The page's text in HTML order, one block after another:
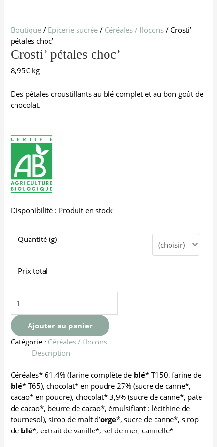
Boutique / Epicerie sucrée / Céréales / flocons / Crosti’
pétales choc’
Crosti’ pétales choc’
8,95€ kg
Des pétales croustillants au blé complet et au bon goût de
chocolat.
Disponibilité : Produit en stock
Quantité (g)
Prix total
Ajouter au panier
Catégorie : Céréales / flocons
Description
Céréales* 61,4% (farine complète de blé* T150, farine de
blé* T65), chocolat* en poudre 27% (sucre de canne*,
cacao* en poudre), chocolat* 3,9% (sucre de canne*, pâte
de cacao*, beurre de cacao*, émulsifiant : lécithine de
tournesol), sirop de malt d’orge*, sucre de canne*, sirop
de blé*, extrait de vanille*, sel de mer, cannelle*